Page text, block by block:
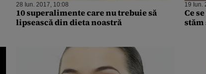
28 Iun. 2017, 10:08
10 superalimente care nu trebuie să
lipsească din dieta noastră
19 Iun.
Ce
stăm